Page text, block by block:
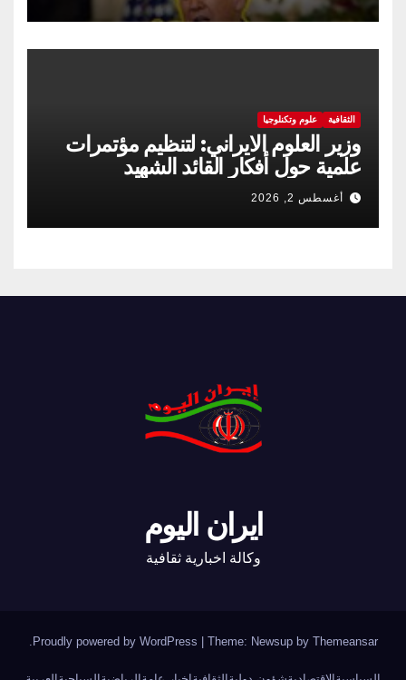
الثقافية علوم وتكنلوجيا
وزير العلوم الايراني: لتنظيم مؤتمرات
علمية حول أفكار القائد الشهيد
أغسطس 2, 2026
ايران اليوم
وكالة اخبارية ثقافية
Proudly powered by WordPress Theme: Newsup by Themeansar
.